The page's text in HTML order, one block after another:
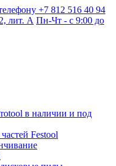
+7 812 516 40 94
лит. А Пн-Чт - с 9:00 до
в наличии и под
Festool